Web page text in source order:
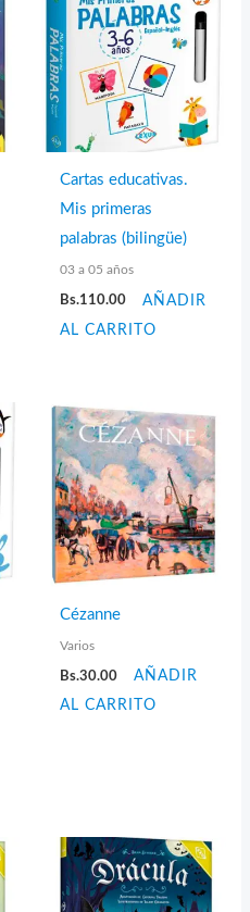
Cartas educativas.
Mis primeras
palabras (bilingüe)
03 a 05 años
Bs.110.00
AÑADIR
AL CARRITO
Cézanne
Varios
Bs.30.00
AÑADIR
AL CARRITO